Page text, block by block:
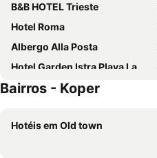
B&B HOTEL Trieste
Hotel Roma
Albergo Alla Posta
Hotel Garden Istra Plava Laguna
Hotel Neptun – Lifeclass Hotels & Spa, Portorož
Remisens Casa Bel Moretto, Annexe
Bairros - Koper
Hotéis em Old town